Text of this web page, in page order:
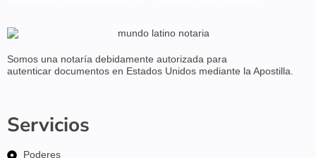
Somos una notaría debidamente autorizada para
autenticar documentos en Estados Unidos mediante la Apostilla.
Servicios
Poderes